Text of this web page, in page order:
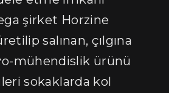
şirket Horzine
salınan, çılgına
mühendislik ürünü
sokaklarda kol